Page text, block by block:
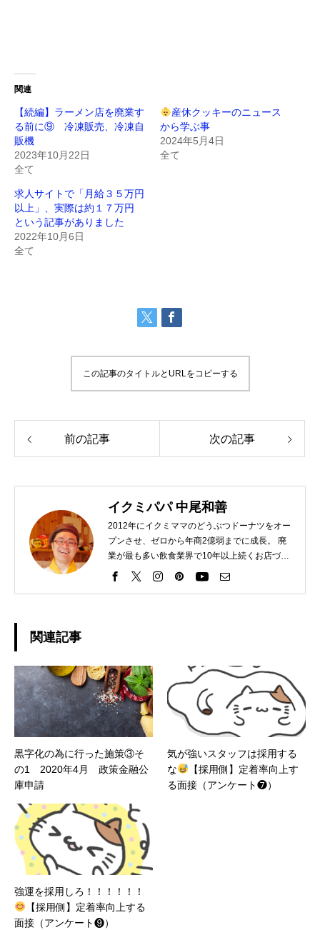
関連
【続編】ラーメン店を廃業す
る前に⑨ 冷凍販売、冷凍自
販機
2023年10月22日
全て
産休クッキーのニュース
から学ぶ事
2024年5月4日
全て
求人サイトで「月給３５万円
以上」、実際は約１７万円
という記事がありました
2022年10月6日
全て
この記事のタイトルとURLをコピーする
前の記事 次の記事
イクミパパ 中尾和善
2012年にイクミママのどうぶつドーナツをオー
プンさせ、ゼロから年商2億弱までに成長。 廃
業が最も多い飲食業界で10年以上続くお店づく
り実現。テレビ取材50回以上の経験あり。
発信していきます！
関連記事
黒字化の為に行った施策③そ
の1 2020年4月 政策金融公
庫申請
気が強いスタッフは採用する
な
【採用側】定着率向上す
る面接（アンケート❼）
強運を採用しろ！！！！！！
【採用側】定着率向上する
面接（アンケート❾）